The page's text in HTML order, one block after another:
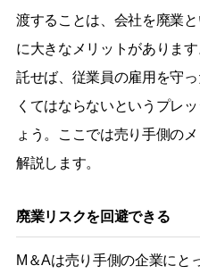
渡することは、会社を廃業
に大きなメリットがありま
託せば、従業員の雇用を守
くてはならないというプレ
ょう。ここでは売り手側の
解説します。
廃業リスクを回避できる
M＆Aは売り手側の企業にと